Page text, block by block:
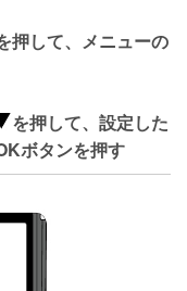
押して、メニューの
を押して、設定した
ボタンを押す